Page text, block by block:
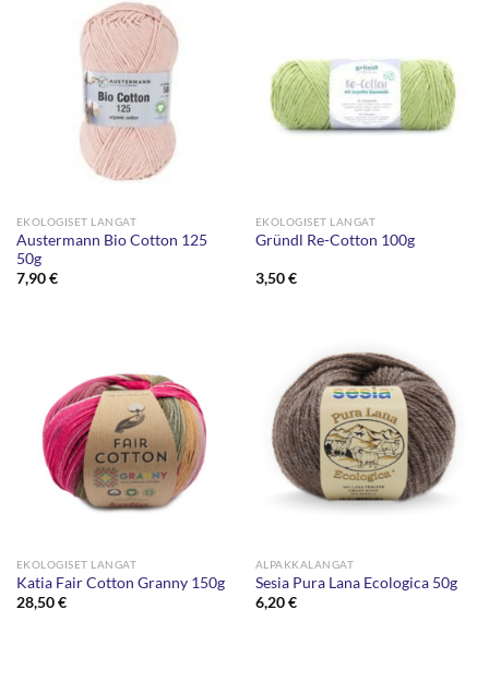
EKOLOGISET LANGAT
Austermann Bio Cotton 125
50g
7,90€
EKOLOGISET LANGAT
Gründl Re-Cotton 100g
3,50€
EKOLOGISET LANGAT
Katia Fair Cotton Granny 150g
28,50€
ALPAKKALANGAT
Sesia Pura Lana Ecologica 50g
6,20€